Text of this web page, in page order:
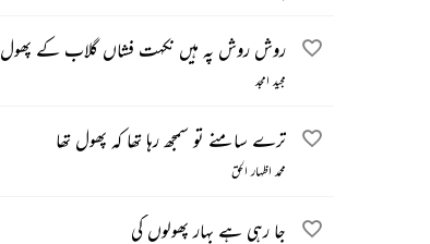
روش روش پہ ہیں نکہت فشاں گلاب کے پھول
مجید امجد
ترے سامنے تو سمجھ رہا تھا کہ پھول تھا
محمد اظہار الحق
جا رہی ہے بہار پھولوں کی